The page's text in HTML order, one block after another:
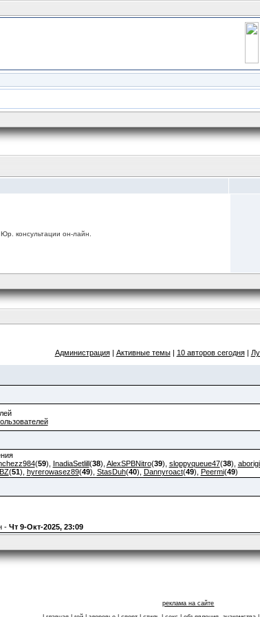
консультации он-лайн.
Администрация| Активные темы| 10 авторов сегодня|
(59), InadiaSetlill(38), AlexSPBNitro(39), sloppyqueue47(38),
(51), hyrerowasez89(49), StasDuh(40), Dannyroact(49), Peermi(49)
- Чт 9-Окт-2025, 23:09
реклама на сайте